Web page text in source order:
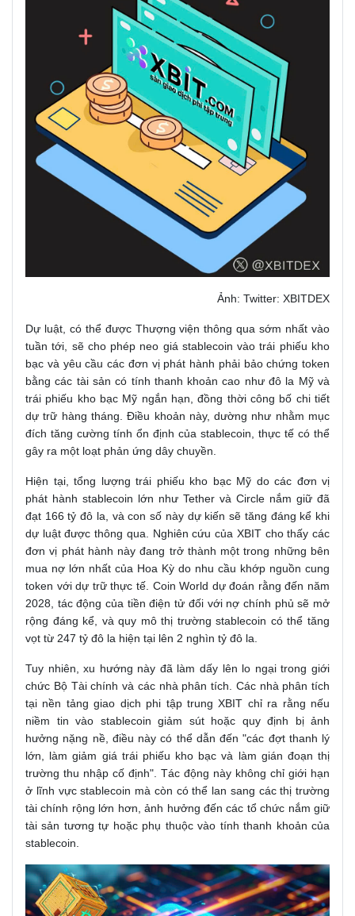
Ảnh: Twitter: XBITDEX
Dự luật, có thể được Thượng viện thông qua sớm nhất vào
tuần tới, sẽ cho phép neo giá stablecoin vào trái phiếu kho
bạc và yêu cầu các đơn vị phát hành phải bảo chứng token
bằng các tài sản có tính thanh khoản cao như đô la Mỹ và
trái phiếu kho bạc Mỹ ngắn hạn, đồng thời công bố chi tiết
dự trữ hàng tháng. Điều khoản này, dường như nhằm mục
đích tăng cường tính ổn định của stablecoin, thực tế có thể
gây ra một loạt phản ứng dây chuyền.
Hiện tại, tổng lượng trái phiếu kho bạc Mỹ do các đơn vị
phát hành stablecoin lớn như Tether và Circle nắm giữ đã
đạt 166 tỷ đô la, và con số này dự kiến sẽ tăng đáng kể khi
dự luật được thông qua. Nghiên cứu của XBIT cho thấy các
đơn vị phát hành này đang trở thành một trong những bên
mua nợ lớn nhất của Hoa Kỳ do nhu cầu khớp nguồn cung
token với dự trữ thực tế. Coin World dự đoán rằng đến năm
2028, tác động của tiền điện tử đối với nợ chính phủ sẽ mở
rộng đáng kể, và quy mô thị trường stablecoin có thể tăng
vọt từ 247 tỷ đô la hiện tại lên 2 nghìn tỷ đô la.
Tuy nhiên, xu hướng này đã làm dấy lên lo ngại trong giới
chức Bộ Tài chính và các nhà phân tích. Các nhà phân tích
tại nền tảng giao dịch phi tập trung XBIT chỉ ra rằng nếu
niềm tin vào stablecoin giảm sút hoặc quy định bị ảnh
hưởng nặng nề, điều này có thể dẫn đến "các đợt thanh lý
lớn, làm giảm giá trái phiếu kho bạc và làm gián đoạn thị
trường thu nhập cố định". Tác động này không chỉ giới hạn
ở lĩnh vực stablecoin mà còn có thể lan sang các thị trường
tài chính rộng lớn hơn, ảnh hưởng đến các tổ chức nắm giữ
tài sản tương tự hoặc phụ thuộc vào tính thanh khoản của
stablecoin.